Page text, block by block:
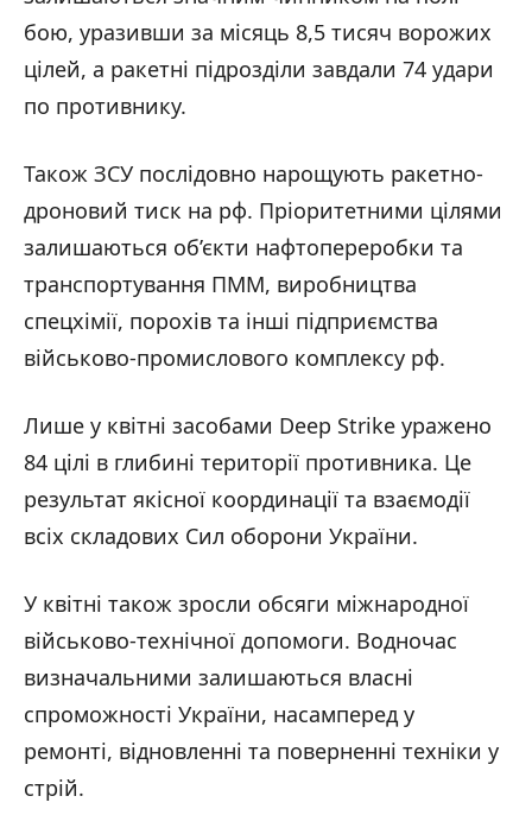
бою, уразивши за місяць 8,5 тисяч ворожих
цілей, а ракетні підрозділи завдали 74 удари
по противнику.
Також ЗСУ послідовно нарощують ракетно-
дроновий тиск на рф. Пріоритетними цілями
залишаються об’єкти нафтопереробки та
транспортування ПММ, виробництва
спецхімії, порохів та інші підприємства
військово-промислового комплексу рф.
Лише у квітні засобами Deep Strike уражено
84 цілі в глибині території противника. Це
результат якісної координації та взаємодії
всіх складових Сил оборони України.
У квітні також зросли обсяги міжнародної
військово-технічної допомоги. Водночас
визначальними залишаються власні
спроможності України, насамперед у
ремонті, відновленні та поверненні техніки у
стрій.